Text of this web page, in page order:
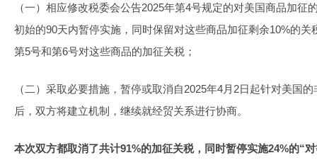
（一）相应修改税委会公告2025年第4号规定的对美国商品加征
初始的90天内暂停实施，同时保留对这些商品加征剩余10%的关
第5号和第6号对这些商品的加征关税；
（二）采取必要措施，暂停或取消自2025年4月2日起针对美国
后，双方将建立机制，继续就经贸关系进行协商。
本次双方都取消了共计91%的加征关税，同时暂停实施24%的“